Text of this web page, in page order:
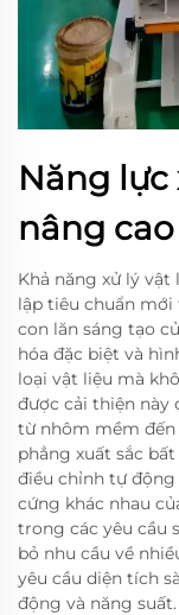
Năng lực
nâng cao
Khả năng xử lý
lập tiêu chuẩn
con lăn sáng tạo
hóa đặc biệt và
loại vật liệu mà
được cải thiện này
từ nhôm mềm đến
phẳng xuất sắc
điều chỉnh tự động
cứng khác nhau
trong các yêu cầu
bỏ nhu cầu về
yêu cầu diện tích
động và năng suất.